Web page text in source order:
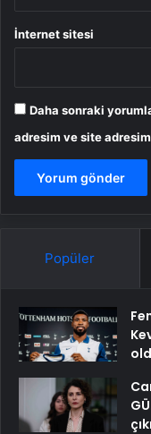
İnternet sitesi
Daha sonraki
adresim ve site
Popüler